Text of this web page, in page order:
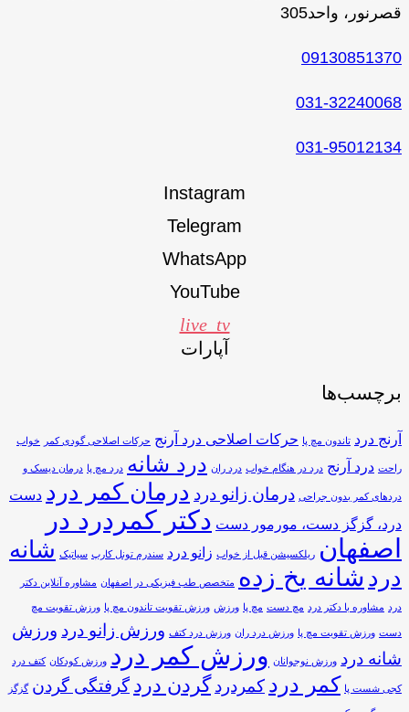
قصرنور، واحد305
09130851370
031-32240068
031-95012134
Instagram
Telegram
WhatsApp
YouTube
live_tv
آپارات
برچسب‌ها
آرنج درد تاندون مچ پا حرکات اصلاحی درد آرنج حرکات اصلاحی گودی کمر خواب
راحت درد آرنج درد در هنگام خواب درد ران درد شانه درد مچ پا درمان دیسک و
دردهای کمر بدون جراحی درمان زانو درد درمان کمر درد دست
درد، گزگز دست، مورمور دست دکتر کمردرد در
اصفهان ریلکسیشن قبل از خواب زانو درد سندرم تونل کارپ سیاتیک شانه
درد شانه یخ زده متخصص طب فیزیکی در اصفهان مشاوره آنلاین دکتر
درد مشاوره با دکتر درد مچ دست مچ پا ورزش ورزش تقویت تاندون مچ پا ورزش تقویت مچ
دست ورزش تقویت مچ پا ورزش درد ران ورزش درد کتف ورزش زانو درد ورزش
شانه درد ورزش نوجوانان ورزش کمر درد ورزش کودکان کتف درد
کجی شست پا کمر درد کمردرد گردن درد گرفتگی گردن گزگز